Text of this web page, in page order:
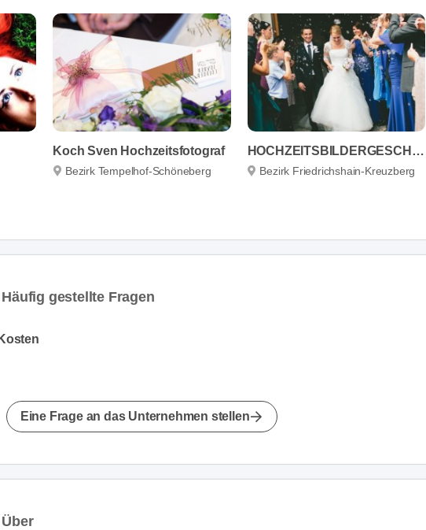
Koch Sven Hochzeitsfotograf
Bezirk Tempelhof-Schöneberg
HOCHZEITSBILDERGESCHICHTEN
Bezirk Friedrichshain-Kreuzberg
gestellte Fragen
Eine Frage an das Unternehmen stellen